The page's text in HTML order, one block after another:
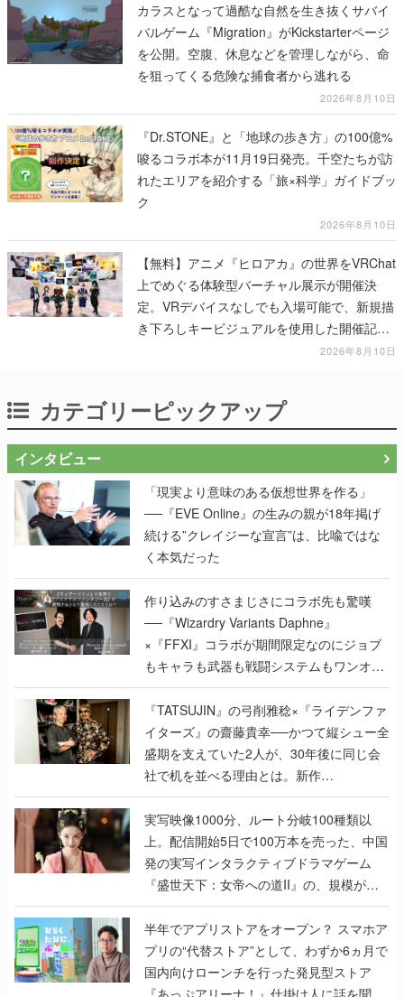
カラスとなって過酷な自然を生き抜くサバイ
バルゲーム『Migration』がKickstarterページ
を公開。空腹、休息などを管理しながら、命
を狙ってくる危険な捕食者から逃れる
2026年8月10日
『Dr.STONE』と「地球の歩き方」の100億%
唆るコラボ本が11月19日発売。千空たちが訪
れたエリアを紹介する「旅×科学」ガイドブッ
ク
2026年8月10日
【無料】アニメ『ヒロアカ』の世界をVRChat
上でめぐる体験型バーチャル展示が開催決
定。VRデバイスなしでも入場可能で、新規描
き下ろしキービジュアルを使用した開催記念
2026年8月10日
カテゴリーピックアップ
インタビュー
「現実より意味のある仮想世界を作る」
──『EVE Online』の生みの親が18年掲げ
続ける”クレイジーな宣言”は、比喩ではな
く本気だった
作り込みのすさまじさにコラボ先も驚嘆
──『Wizardry Variants Daphne』
×『FFXI』コラボが期間限定なのにジョブ
もキャラも武器も戦闘システムもワンオフ
で作り込まれた理由を両ディレクターに聞
く
『TATSUJIN』の弓削雅稔×『ライデンファ
イターズ』の齋藤貴幸──かつて縦シュー全
盛期を支えていた2人が、30年後に同じ会
社で机を並べる理由とは。新作
『TATSUJIN EXTREME』で初タッグを組
んだレジェンド2人に訊く開発秘話
実写映像1000分、ルート分岐100種類以
上。配信開始5日で100万本を売った、中国
発の実写インタラクティブドラマゲーム
『盛世天下：女帝への道II』の、規模が違
うこだわりをプロデューサーに聞いた
半年でアプリストアをオープン？ スマホア
プリの“代替ストア”として、わずか6ヵ月で
国内向けローンチを行った発見型ストア